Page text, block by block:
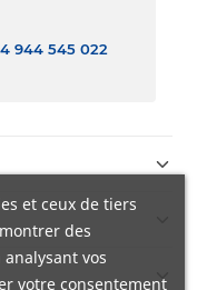
944 545 022
peninsular con
agencia TSB.
tu pedido. El
en que
et ceux de tiers
des
vos
votre consentement